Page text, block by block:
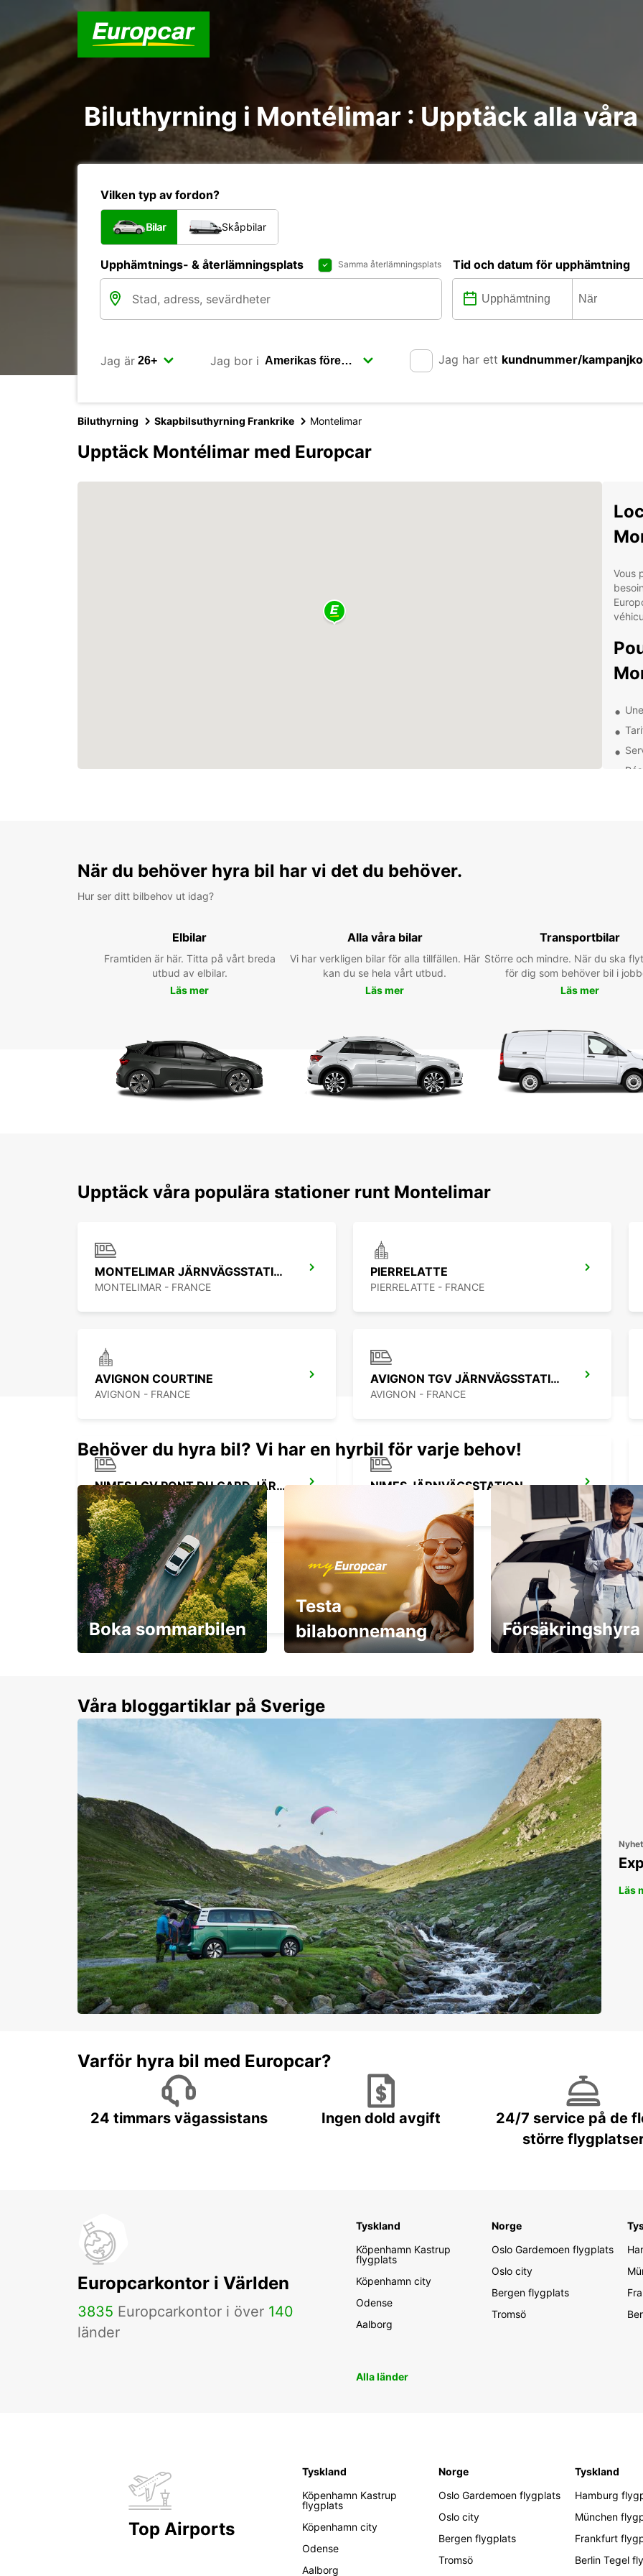
Biluthyrning i Montélimar : Upptäck alla
Vilken typ av fordon?
Bilar Skåpbilar
Upphämtnings- & återlämningsplats Samma återlämningsplats Tid och datum för upphämtning
Jag är Jag bor i Jag har ett kundnummer/
Biluthyrning Skapbilsuthyrning Frankrike Montelimar
Upptäck Montélimar med Europcar
Vous
la
När du behöver hyra bil har vi det du behöver.
Hur ser ditt bilbehov ut idag?
Elbilar
Framtiden är här. Titta på vårt breda
utbud av elbilar.
Läs mer
Alla våra bilar
Vi har verkligen bilar för alla tillfällen. Här
kan du se hela vårt utbud.
Läs mer
Transportbilar
Större och mindre. När du ska
för dig som behöver bil i
Läs mer
Upptäck våra populära stationer runt Montelimar
MONTELIMAR JÄRNVÄGSSTATION
MONTELIMAR - FRANCE
PIERRELATTE
PIERRELATTE - FRANCE
AVIGNON COURTINE
AVIGNON - FRANCE
AVIGNON TGV JÄRNVÄGSSTATION
AVIGNON - FRANCE
NIMES LGV PONT DU GARD JÄRNVÄGSSTATION
MANDUEL - FRANCE
NIMES JÄRNVÄGSSTATION
GRENOBLE ECHIROLLES
ECHIROLLES - FRANCE
Behöver du hyra bil? Vi har en hyrbil för varje behov!
Boka sommarbilen
Testa
bilabonnemang
Försäkringshyra
Våra bloggartiklar på Sverige
Nyhet
Läs
Varför hyra bil med Europcar?
24 timmars vägassistans Ingen dold avgift
24/7 service på de
större
Europcarkontor i Världen
3835 Europcarkontor i över 140
länder
Tyskland
Köpenhamn Kastrup
flygplats
Köpenhamn city
Odense
Aalborg
Norge
Oslo Gardemoen flygplats
Oslo city
Bergen flygplats
Tromsö
Alla länder
Top Airports
Tyskland
Köpenhamn Kastrup
flygplats
Köpenhamn city
Odense
Aalborg
Norge
Oslo Gardemoen flygplats
Oslo city
Bergen flygplats
Tromsö
Tyskland
Hamburg
München
Frankfurt
Berlin Tegel